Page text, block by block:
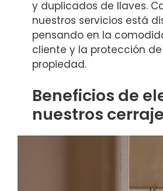
y duplicados de llaves.
nuestros servicios está
pensando en la
cliente y la protección de
propiedad.
Beneficios de
nuestros